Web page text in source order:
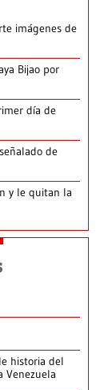
imágenes de
Bijao por
día de
de
y le quitan la
historia del
Venezuela